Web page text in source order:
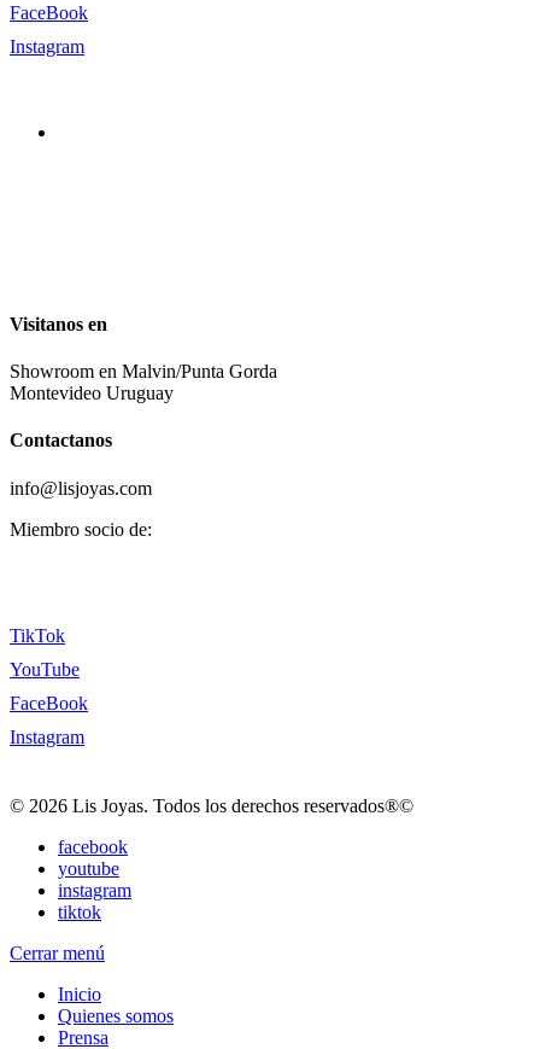
FaceBook
Instagram
Visitanos en
Showroom en Malvin/Punta Gorda
Montevideo Uruguay
Contactanos
info@lisjoyas.com
Miembro socio de:
TikTok
YouTube
FaceBook
Instagram
© 2026 Lis Joyas. Todos los derechos reservados®©
facebook
youtube
instagram
tiktok
Cerrar menú
Inicio
Quienes somos
Prensa